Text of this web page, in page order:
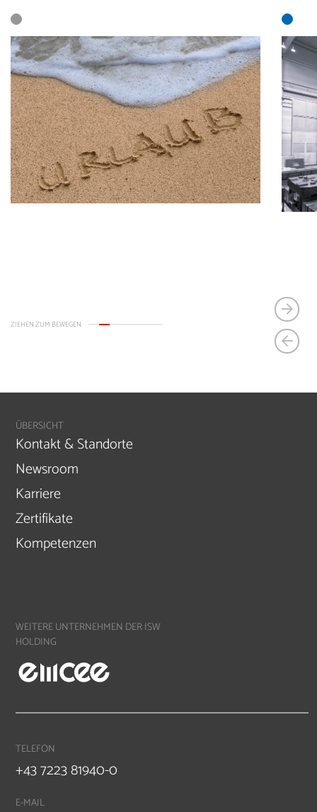
ZIEHEN ZUM BEWEGEN
ÜBERSICHT
Kontakt & Standorte
Newsroom
Karriere
Zertifikate
Kompetenzen
WEITERE UNTERNEHMEN DER ISW
HOLDING
TELEFON
+43 7223 81940-0
E-MAIL